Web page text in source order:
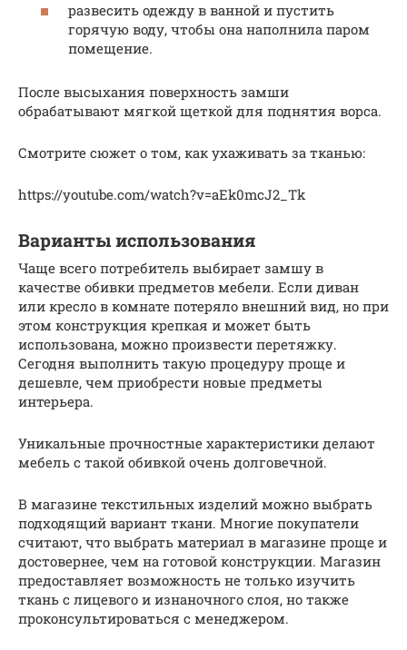
развесить одежду в ванной и пустить
горячую воду, чтобы она наполнила паром
помещение.
После высыхания поверхность замши
обрабатывают мягкой щеткой для поднятия ворса.
Смотрите сюжет о том, как ухаживать за тканью:
https://youtube.com/watch?v=aEk0mcJ2_Tk
Варианты использования
Чаще всего потребитель выбирает замшу в
качестве обивки предметов мебели. Если диван
или кресло в комнате потеряло внешний вид, но при
этом конструкция крепкая и может быть
использована, можно произвести перетяжку.
Сегодня выполнить такую процедуру проще и
дешевле, чем приобрести новые предметы
интерьера.
Уникальные прочностные характеристики делают
мебель с такой обивкой очень долговечной.
В магазине текстильных изделий можно выбрать
подходящий вариант ткани. Многие покупатели
считают, что выбрать материал в магазине проще и
достовернее, чем на готовой конструкции. Магазин
предоставляет возможность не только изучить
ткань с лицевого и изнаночного слоя, но также
проконсультироваться с менеджером.